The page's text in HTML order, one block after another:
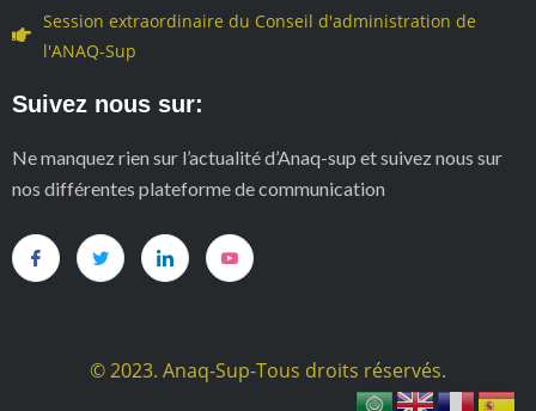
Session extraordinaire du Conseil d'administration de
l'ANAQ-Sup
Suivez nous sur:
Ne manquez rien sur l’actualité d’Anaq-sup et suivez nous sur
nos différentes plateforme de communication
© 2023. Anaq-Sup-Tous droits réservés.